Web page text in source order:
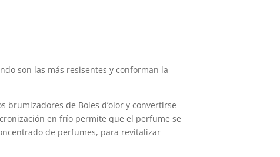
son las más resisentes y conforman la
brumizadores de Boles d’olor y convertirse
en frío permite que el perfume se
de perfumes, para revitalizar